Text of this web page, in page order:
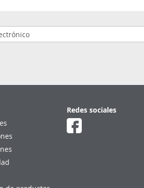
Redes sociales